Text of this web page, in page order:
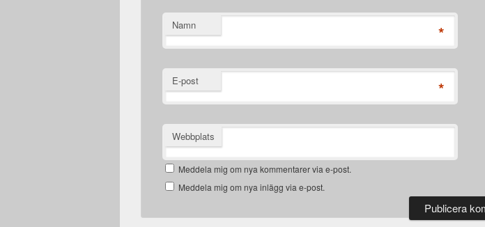
Namn *
E-post *
Webbplats
Meddela mig om nya kommentarer via e-post.
Meddela mig om nya inlägg via e-post.